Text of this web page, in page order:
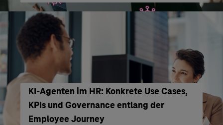
KI‑Agenten im HR: Konkrete Use Cases,
KPIs und Governance entlang der
Employee Journey